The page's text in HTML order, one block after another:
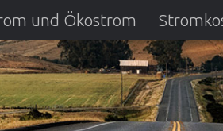
und Ökostrom
DSL